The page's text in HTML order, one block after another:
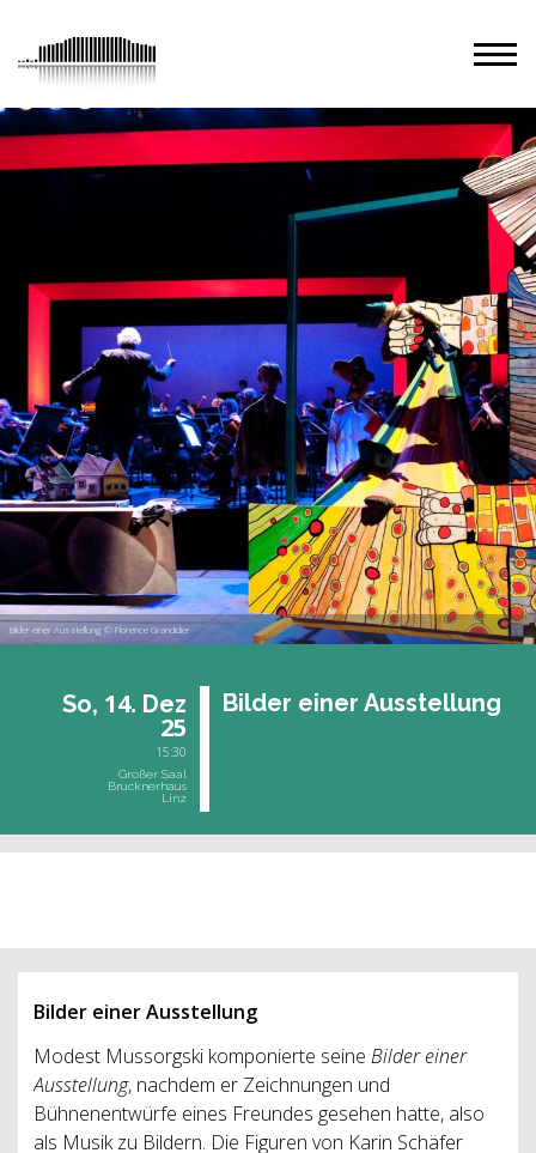
Bilder einer Ausstellung © Florence Grandidier
So, 14. Dez
25
15:30
Großer Saal
Brucknerhaus
Linz
Bil­der einer Aus­stel­lung
Bilder einer Ausstellung
Modest Mussorgski komponierte seine Bilder einer
Ausstellung, nachdem er Zeichnungen und
Bühnenentwürfe eines Freundes gesehen hatte, also
als Musik zu Bildern. Die Figuren von Karin Schäfer